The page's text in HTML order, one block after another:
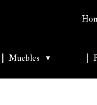
Muebles ▼